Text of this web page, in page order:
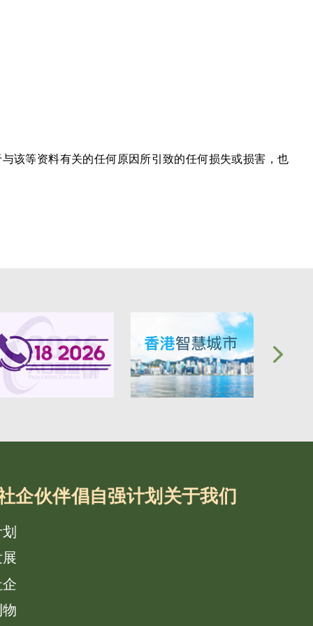
该等资料有关的任何原因所引致的任何损失或损害，也
企伙伴倡自强计划 关于我们